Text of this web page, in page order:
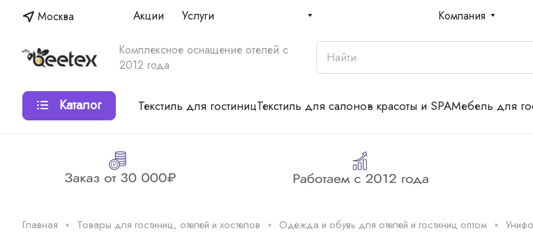
Москва Акции Услуги Компания
Комплексное оснащение отелей с
2012 года
Каталог Текстиль для гостиницТекстиль для салонов красоты и SPAМебель для
Главная Товары для гостиниц, отелей и хостелов Одежда и обувь для отелей и гостиниц оптом